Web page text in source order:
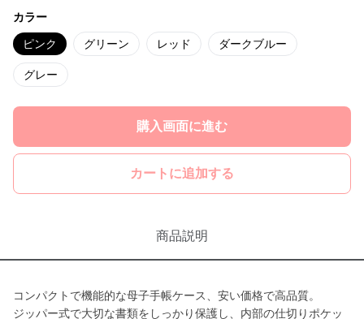
カラー
ピンク グリーン レッド ダークブルー
グレー
購入画面に進む
カートに追加する
商品説明
コンパクトで機能的な母子手帳ケース、安い価格で高品質。
ジッパー式で大切な書類をしっかり保護し、内部の仕切りポケッ